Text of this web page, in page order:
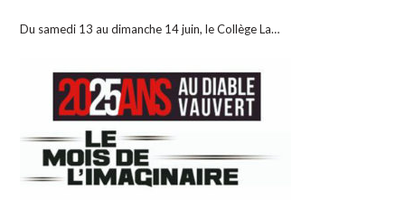
Du samedi 13 au dimanche 14 juin, le Collège La…